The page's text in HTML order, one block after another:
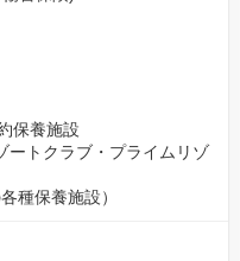
保養施設
ートクラブ・プライムリゾ
種保養施設）